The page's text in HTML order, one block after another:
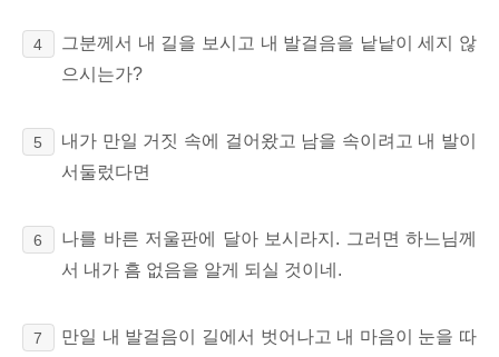
4
그분께서 내 길을 보시고 내 발걸음을 낱낱이 세지 않
으시는가?
5 내가 만일 거짓 속에
걸어왔고 남을 속이려고 내 발이
서둘렀다면
6
나를 바른 저울판에 달아 보시라지. 그러면 하느님께
서 내가 흠 없음을 알게 되실 것이네.
7
만일 내 발걸음이 길에서 벗어나고 내 마음이 눈을 따